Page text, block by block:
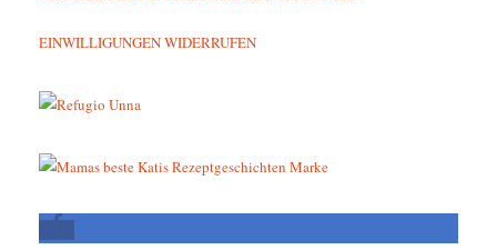
EINWILLIGUNGEN WIDERRUFEN